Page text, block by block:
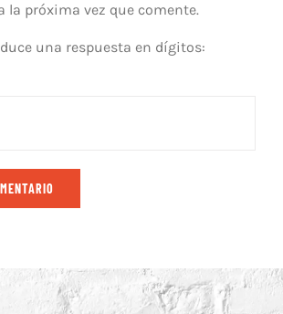
la próxima vez que comente.
una respuesta en dígitos: